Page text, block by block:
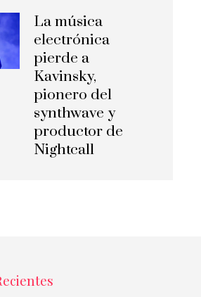
La música
electrónica
pierde a
Kavinsky,
pionero del
synthwave y
productor de
Nightcall